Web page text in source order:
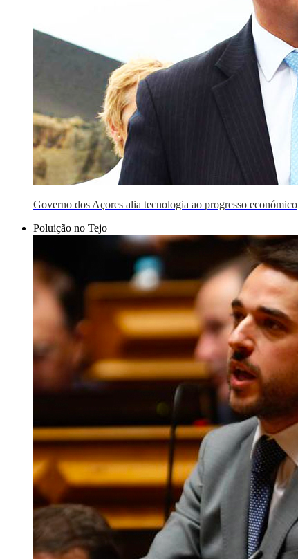
Governo dos Açores alia tecnologia ao progresso económico
Poluição no Tejo